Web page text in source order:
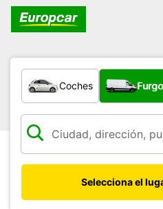
¿Qué tipo de vehículo?
Coches
Selecciona el